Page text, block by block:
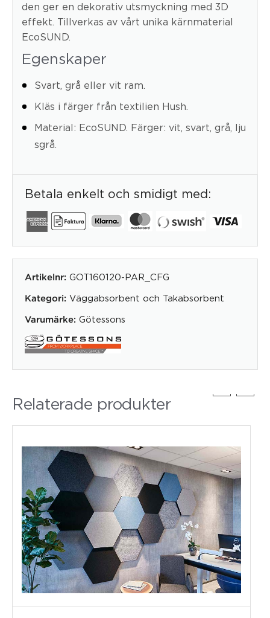
den ger en dekorativ utsmyckning med 3D
effekt. Tillverkas av vårt unika kärnmaterial
EcoSUND.
Egenskaper
Svart, grå eller vit ram.
Kläs i färger från textilien Hush.
Material: EcoSUND. Färger: vit, svart, grå, lju
sgrå.
Betala enkelt och smidigt med:
Artikelnr: GOT160120-PAR_CFG
Kategori: Väggabsorbent och Takabsorbent
Varumärke: Götessons
Relaterade produkter